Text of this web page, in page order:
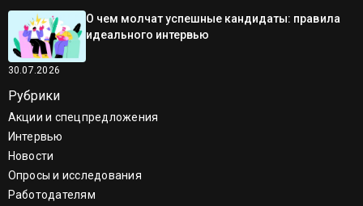
30.07.2026
О чем молчат успешные кандидаты: правила
идеального интервью
Рубрики
Акции и спецпредложения
Интервью
Новости
Опросы и исследования
Работодателям